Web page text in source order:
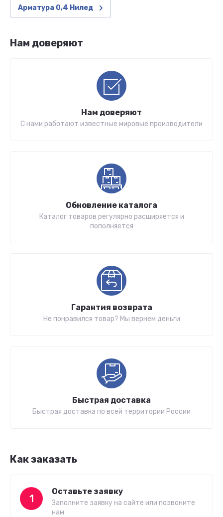
Арматура 0,4 Нилед
Нам доверяют
Нам доверяют
С нами работают известные мировые производители
Обновление каталога
Каталог товаров регулярно расширяется и
пополняется
Гарантия возврата
Не понравился товар? Мы вернем деньги
Быстрая доставка
Быстрая доставка по всей территории России
Как заказать
1
Оставьте заявку
Заполните заявку на сайте или позвоните
нам